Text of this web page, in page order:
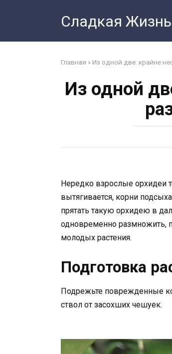
Сладкая Жизнь
Главная » Из одной две: крайне
Из одной
Нередко взрослые орхидеи
вытягивается, корни
прятать такую орхидею в
одновременно размножить,
молодых растения.
Подготовка
Подрежьте поврежденные
ствол от засохших чешуек.